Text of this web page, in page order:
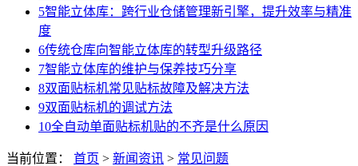
5智能立体库：跨行业仓储管理新引擎，提升效率与精准
度
6传统仓库向智能立体库的转型升级路径
7智能立体库的维护与保养技巧分享
8双面贴标机常见贴标故障及解决方法
9双面贴标机的调试方法
10全自动单面贴标机贴的不齐是什么原因
当前位置： 首页 > 新闻资讯 > 常见问题